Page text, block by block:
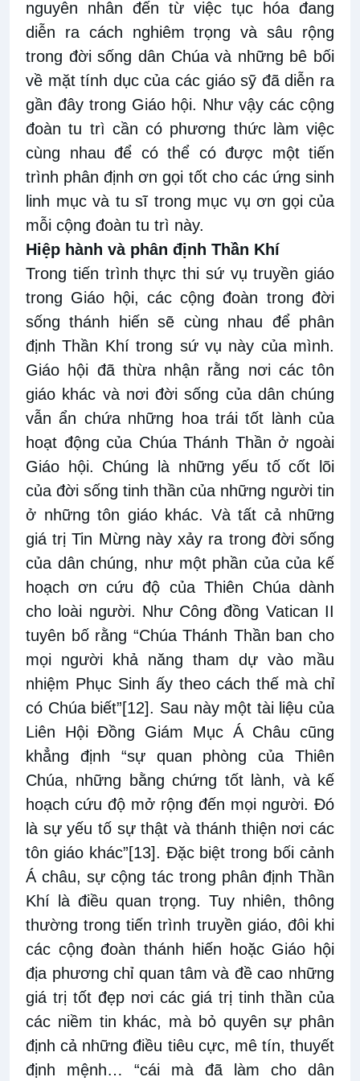
nguyên nhân đến từ việc tục hóa đang
diễn ra cách nghiêm trọng và sâu rộng
trong đời sống dân Chúa và những bê bối
về mặt tính dục của các giáo sỹ đã diễn ra
gần đây trong Giáo hội. Như vậy các cộng
đoàn tu trì cần có phương thức làm việc
cùng nhau để có thể có được một tiến
trình phân định ơn gọi tốt cho các ứng sinh
linh mục và tu sĩ trong mục vụ ơn gọi của
mỗi cộng đoàn tu trì này.
Hiệp hành và phân định Thần Khí
Trong tiến trình thực thi sứ vụ truyền giáo
trong Giáo hội, các cộng đoàn trong đời
sống thánh hiến sẽ cùng nhau để phân
định Thần Khí trong sứ vụ này của mình.
Giáo hội đã thừa nhận rằng nơi các tôn
giáo khác và nơi đời sống của dân chúng
vẫn ẩn chứa những hoa trái tốt lành của
hoạt động của Chúa Thánh Thần ở ngoài
Giáo hội. Chúng là những yếu tố cốt lõi
của đời sống tinh thần của những người tin
ở những tôn giáo khác. Và tất cả những
giá trị Tin Mừng này xảy ra trong đời sống
của dân chúng, như một phần của của kế
hoạch ơn cứu độ của Thiên Chúa dành
cho loài người. Như Công đồng Vatican II
tuyên bố rằng “Chúa Thánh Thần ban cho
mọi người khả năng tham dự vào mầu
nhiệm Phục Sinh ấy theo cách thế mà chỉ
có Chúa biết”[12]. Sau này một tài liệu của
Liên Hội Đồng Giám Mục Á Châu cũng
khẳng định “sự quan phòng của Thiên
Chúa, những bằng chứng tốt lành, và kế
hoạch cứu độ mở rộng đến mọi người. Đó
là sự yếu tố sự thật và thánh thiện nơi các
tôn giáo khác”[13]. Đặc biệt trong bối cảnh
Á châu, sự cộng tác trong phân định Thần
Khí là điều quan trọng. Tuy nhiên, thông
thường trong tiến trình truyền giáo, đôi khi
các cộng đoàn thánh hiến hoặc Giáo hội
địa phương chỉ quan tâm và đề cao những
giá trị tốt đẹp nơi các giá trị tinh thần của
các niềm tin khác, mà bỏ quyên sự phân
định cả những điều tiêu cực, mê tín, thuyết
định mệnh… “cái mà đã làm cho dân